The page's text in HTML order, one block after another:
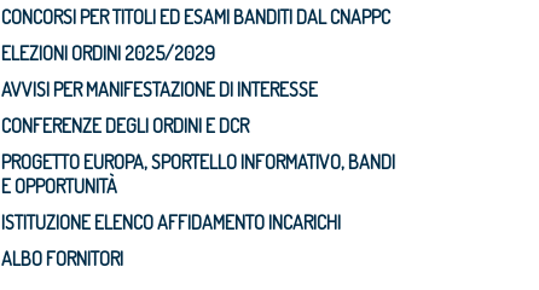
CONCORSI PER TITOLI ED ESAMI BANDITI DAL CNAPPC
ELEZIONI ORDINI 2025/2029
AVVISI PER MANIFESTAZIONE DI INTERESSE
CONFERENZE DEGLI ORDINI E DCR
PROGETTO EUROPA, SPORTELLO INFORMATIVO, BANDI
E OPPORTUNITÀ
ISTITUZIONE ELENCO AFFIDAMENTO INCARICHI
ALBO FORNITORI